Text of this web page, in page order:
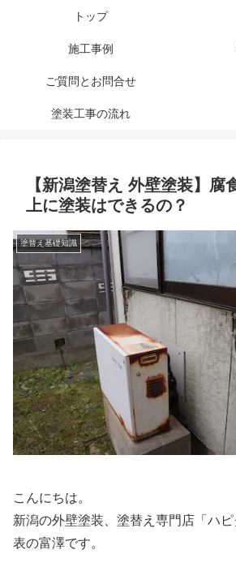
トップ
施工事例
ご質問とお問合せ
塗装工事の流れ
【新潟塗替え 外壁塗装】腐
上に塗装はできるの？
塗替え基礎知識
こんにちは。
新潟の外壁塗装、塗替え専門店「ハ
表の富澤です。